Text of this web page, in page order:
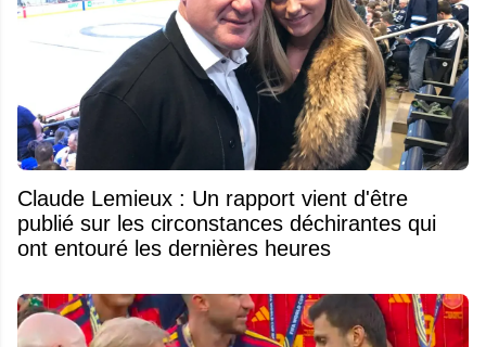
Claude Lemieux : Un rapport vient d'être
publié sur les circonstances déchirantes qui
ont entouré les dernières heures